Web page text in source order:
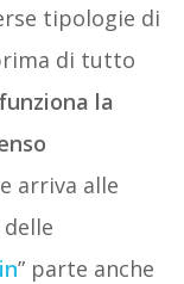
tipologie di
di tutto
la
arriva alle
” parte anche